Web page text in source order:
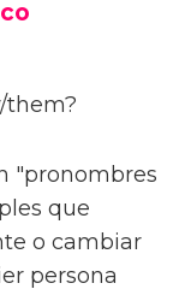
them?
"pronombres
que
o cambiar
persona